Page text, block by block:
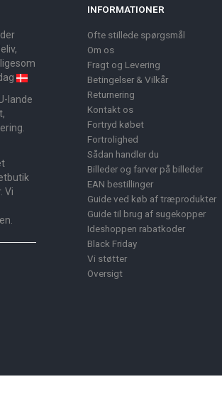
lande
Vi
INFORMATIONER
Ofte stillede spørgsmål
Om os
Fragt og Levering
Betingelser & Vilkår
Returnering
Kontakt os
Fortryd købet
Fortrolighed
Sådan handler du
Billeder og farver på billeder
EAN bestillinger
Guide ved køb af træprodukter
Guide til brug af sugekopper
Ideshoppen rabatkoder
Black Friday
Vi støtter
Oversigt